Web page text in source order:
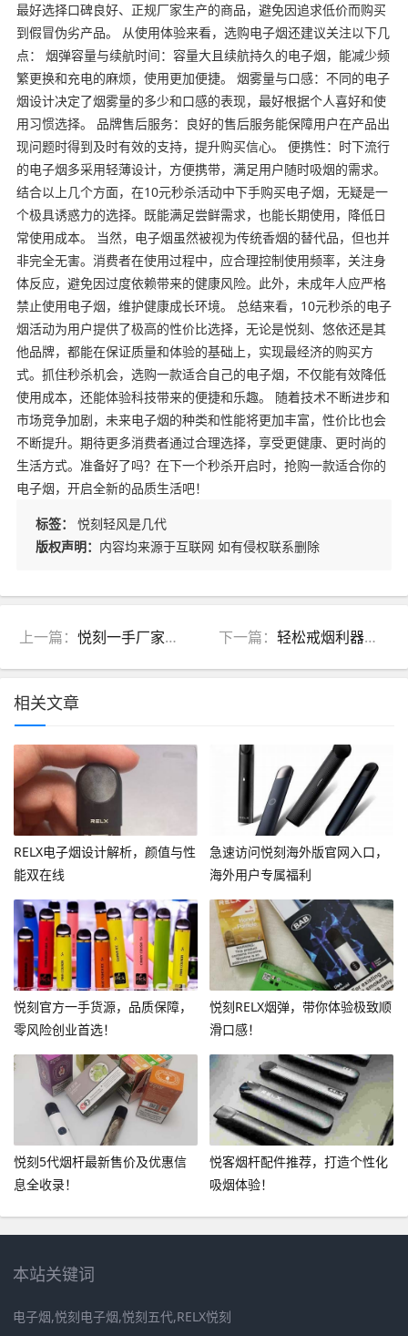
最好选择口碑良好、正规厂家生产的商品，避免因追求低价而购买
到假冒伪劣产品。 从使用体验来看，选购电子烟还建议关注以下几
点： 烟弹容量与续航时间：容量大且续航持久的电子烟，能减少频
繁更换和充电的麻烦，使用更加便捷。 烟雾量与口感：不同的电子
烟设计决定了烟雾量的多少和口感的表现，最好根据个人喜好和使
用习惯选择。 品牌售后服务：良好的售后服务能保障用户在产品出
现问题时得到及时有效的支持，提升购买信心。 便携性：时下流行
的电子烟多采用轻薄设计，方便携带，满足用户随时吸烟的需求。
结合以上几个方面，在10元秒杀活动中下手购买电子烟，无疑是一
个极具诱惑力的选择。既能满足尝鲜需求，也能长期使用，降低日
常使用成本。 当然，电子烟虽然被视为传统香烟的替代品，但也并
非完全无害。消费者在使用过程中，应合理控制使用频率，关注身
体反应，避免因过度依赖带来的健康风险。此外，未成年人应严格
禁止使用电子烟，维护健康成长环境。 总结来看，10元秒杀的电子
烟活动为用户提供了极高的性价比选择，无论是悦刻、悠依还是其
他品牌，都能在保证质量和体验的基础上，实现最经济的购买方
式。抓住秒杀机会，选购一款适合自己的电子烟，不仅能有效降低
使用成本，还能体验科技带来的便捷和乐趣。 随着技术不断进步和
市场竞争加剧，未来电子烟的种类和性能将更加丰富，性价比也会
不断提升。期待更多消费者通过合理选择，享受更健康、更时尚的
生活方式。准备好了吗？在下一个秒杀开启时，抢购一款适合你的
电子烟，开启全新的品质生活吧！
标签：
悦刻轻风是几代
版权声明： 内容均来源于互联网 如有侵权联系删除
上一篇： 悦刻一手厂家联系方式曝光，轻松获取正品货源！ 下一篇：轻松戒烟利器，RELX电子烟真有用？
相关文章
RELX电子烟设计解析，颜值与性
能双在线
急速访问悦刻海外版官网入口，
海外用户专属福利
悦刻官方一手货源，品质保障，
零风险创业首选！
悦刻RELX烟弹，带你体验极致顺
滑口感！
悦刻5代烟杆最新售价及优惠信
息全收录！
悦客烟杆配件推荐，打造个性化
吸烟体验！
本站关键词
电子烟,悦刻电子烟,悦刻五代,RELX悦刻